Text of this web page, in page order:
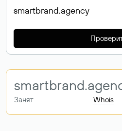
smartbrand
Занят Whois